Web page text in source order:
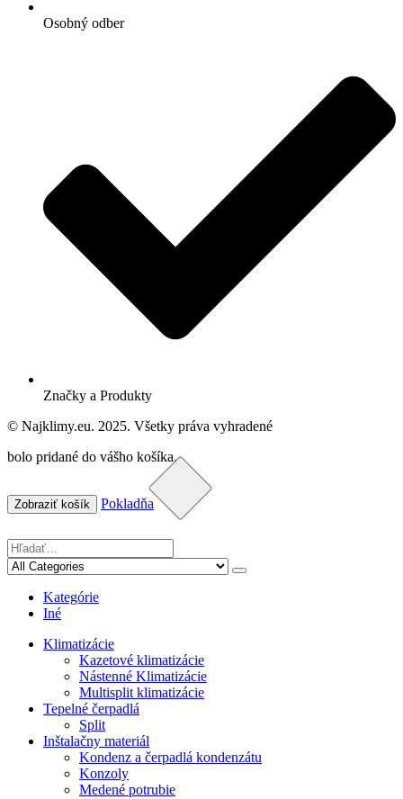
Osobný odber
Značky a Produkty
© Najklimy.eu. 2025. Všetky práva vyhradené
bolo pridané do vášho košíka.
Zobraziť košík Pokladňa
Kategórie
Iné
Klimatizácie
Kazetové klimatizácie
Nástenné Klimatizácie
Multisplit klimatizácie
Tepelné čerpadlá
Split
Inštalačny materiál
Kondenz a čerpadlá kondenzátu
Konzoly
Medené potrubie